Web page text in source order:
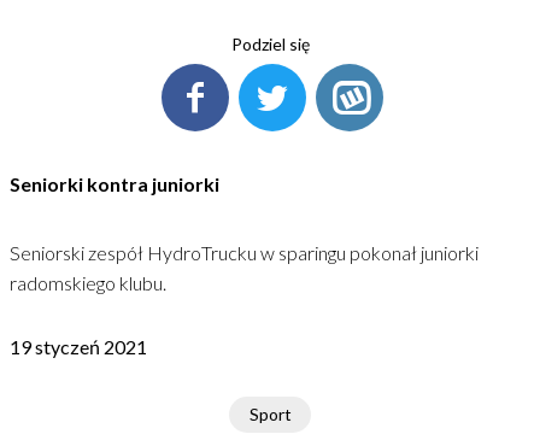
Podziel się
Seniorki kontra juniorki
Seniorski zespół HydroTrucku w sparingu pokonał juniorki
radomskiego klubu.
19 styczeń 2021
Sport